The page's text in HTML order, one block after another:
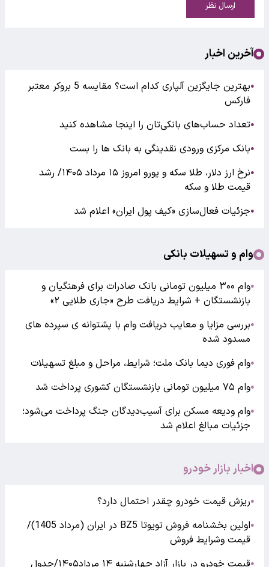
ارسال نظر
آخرین اخبار
●
بهترین جایگزین آلپاری کدام است؟ مقایسه 5 بروکر معتبر
فارکس
●تعداد حساب‌های بانکی‌تان را اینجا مشاهده کنید
●بانک مرکزی ورودی نقدینگی به بانک ها را بست
●
نرخ ارز دلار، طلا سکه و یورو امروز ۱۵ مرداد ۱۴۰۵/ رشد
قیمت طلا و سکه
●جزئیات فعال‌سازی «کیف پول ایران» اعلام شد
وام و تسهیلات بانکی
●
وام ۳۰۰ میلیون تومانی بانک صادرات برای فرهنگیان و
بازنشستگان + شرایط دریافت طرح «جاری طلایی ۲»
●بررسی مزایا و معایب دریافت وام با پشتوانه ی سپرده های
مسدود شده
●وام فوری دیما بانک ملت؛ شرایط، مراحل و مبلغ تسهیلات
●وام ۷۵ میلیون تومانی بازنشستگان کشوری پرداخت شد
●وام ودیعه مسکن برای آسیب‌دیدگان جنگ پرداخت می‌شود؛
جزئیات مبالغ اعلام شد
اخبار بازار خودرو
●ریزش قیمت خودرو چقدر احتمال دارد؟
●
اولین بخشنامه فروش تویوتا BZ5 در ایران (مرداد 1405)/
قیمت وشرایط فروش
● قیمت خودرو در بازار آزاد چهارشنبه ۱۴ مرداد۱۴۰۵/جدول